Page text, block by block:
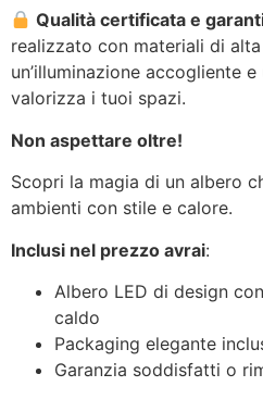
Qualità certificata e
realizzato con materiali di
un’illuminazione accogliente
valorizza i tuoi spazi.
Non aspettare oltre!
Scopri la magia di un albero
ambienti con stile e calore.
Inclusi nel prezzo avrai:
Albero LED di design
caldo
Packaging elegante
Garanzia soddisfatti o